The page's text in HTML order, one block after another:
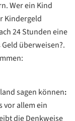
Wer ein Kind
Kindergeld
24 Stunden eine
überweisen?.
sagen können:
vor allem ein
die Denkweise